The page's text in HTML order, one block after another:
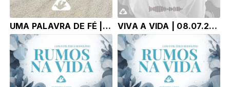
UMA PALAVRA DE FÉ | 08.07.26 | Pr. Érico Rodolpho Bussinger VIVA A VIDA | 08.07.26 | Pr Alexandre Faria